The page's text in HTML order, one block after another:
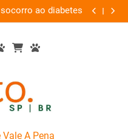
ao diabetes
A Pena